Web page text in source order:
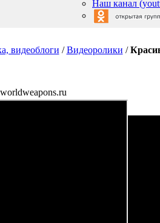
Наш канал
/Видеоролики /